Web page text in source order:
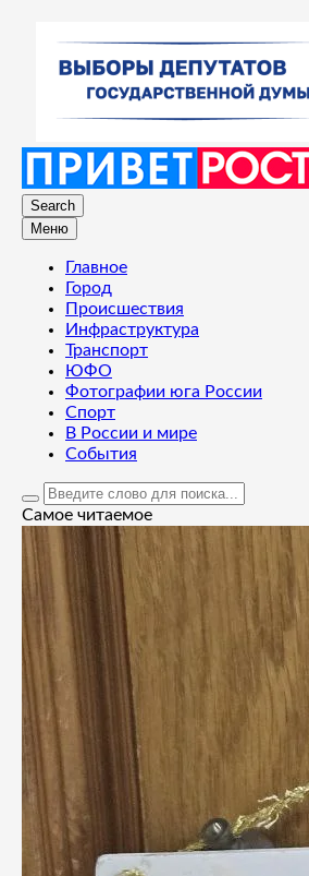
Search
Меню
Главное
Город
Происшествия
Инфраструктура
Транспорт
ЮФО
Фотографии юга России
Спорт
В России и мире
События
Самое читаемое